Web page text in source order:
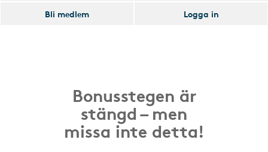
Bli medlem
Logga in
Bonusstegen är
stängd – men
missa inte detta!